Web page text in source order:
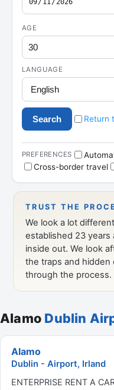
Alamo Dublin
Alamo
Dublin - Airport, Irland
ENTERPRISE RENT A